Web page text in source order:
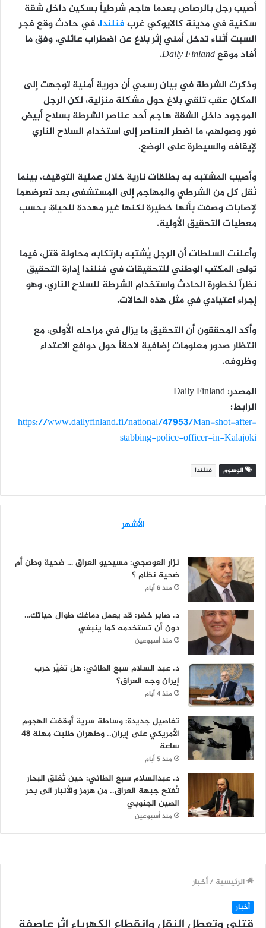
أصيب رجل بالرصاص بعدما هاجم شرطياً بسكين داخل شقة
سكنية في مدينة كالايوكيغربفنلندا، في حادث وقع فجر
السبت أثناء تدخل أمني إثر بلاغ عن اضطراب عائلي، وفق ما
أفاد موقعDaily Finland
.
وذكرت الشرطة في بيان رسمي أن دورية أمنية توجهت إلى
المكان عقب تلقي بلاغ حول مشكلة منزلية، لكن الرجل
الموجود داخل الشقة هاجم أحد عناصر الشرطة بسلاح أبيض
فور وصولهم، ما اضطر العناصر إلى استخدام السلاح الناري
لإيقافه والسيطرة على الوضع.
وأصيب المشتبه به بطلقات نارية خلال عملية التوقيف، بينما
نُقل كل من الشرطي والمهاجم إلى المستشفى بعد تعرضهما
لإصابات وصفت بأنها خطيرة لكنها غير مهددة للحياة، بحسب
معطيات التحقيق الأولية.
وأعلنت السلطات أن الرجل يُشتبه بارتكابهمحاولة قتل، فيما
تولىالمكتب الوطني للتحقيقات في فنلنداإدارة التحقيق
نظراً لخطورة الحادث واستخدام الشرطة للسلاح الناري، وهو
إجراء اعتيادي في مثل هذه الحالات.
وأكد المحققون أن التحقيق ما يزال في مراحله الأولى، مع
انتظار صدور معلومات إضافية لاحقاً حول دوافع الاعتداء
وظروفه.
المصدر: Daily Finland
الرابط:
https://www.dailyfinland.fi/national/47953/Man-shot-after-
stabbing-police-officer-in-Kalajoki
الوسوم فنلندا
الأشهر
نزار العوصجي: مسيحيو العراق … ضحية وطن أم
ضحية نظام ؟
منذ 6 أيام
د. صابر خضر: قد يعمل دماغك طوال حياتك…
دون أن تستخدمه كما ينبغي
منذ أسبوعين
د. عبد السلام سبع الطائي: هل تغيّر حرب
إيران وجه العراق؟
منذ 4 أيام
تفاصيل جديدة: وساطة سرية أوقفت الهجوم
الأمريكي على إيران.. وطهران طلبت مهلة 48
ساعة
منذ 5 أيام
د. عبدالسلام سبع الطائي: حين تُغلق البحار
تُفتح جبهة العراق.. من هرمز والأنبار الى بحر
الصين الجنوبي
منذ أسبوعين